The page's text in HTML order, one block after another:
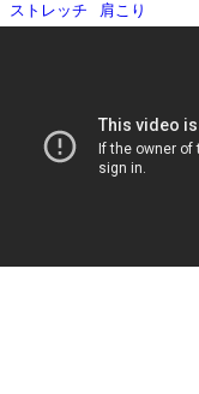
ストレッチ
肩こり